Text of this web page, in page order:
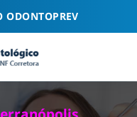
ODONTOPREV